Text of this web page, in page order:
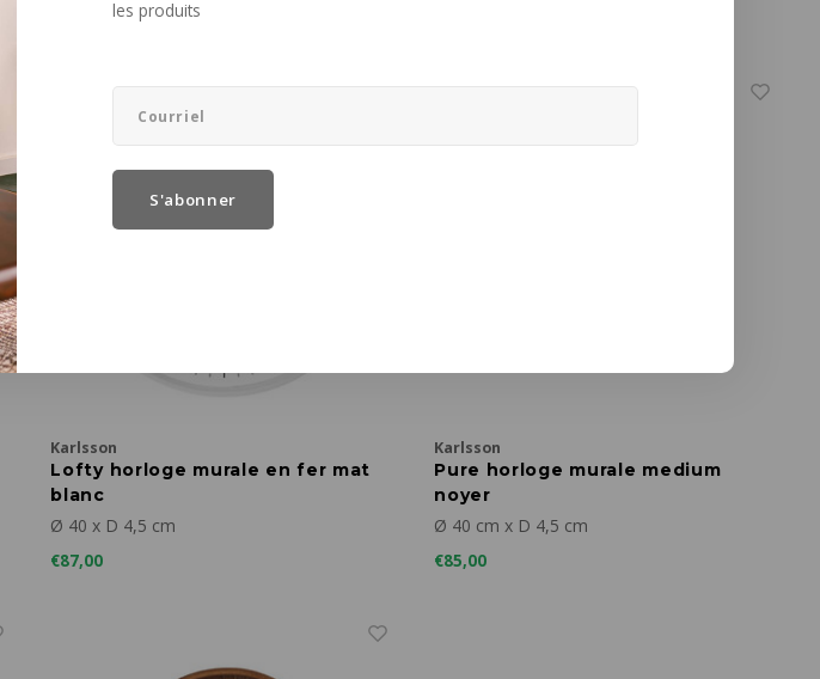
les produits
S'abonner
Karlsson
Lofty horloge murale en fer mat
blanc
Ø 40 x D 4,5 cm
€87,00
Karlsson
Pure horloge murale medium
noyer
Ø 40 cm x D 4,5 cm
€85,00